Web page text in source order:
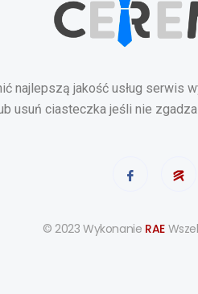
najlepszą jakość usług serwis
usuń ciasteczka jeśli nie
© 2023 Wykonanie RAE